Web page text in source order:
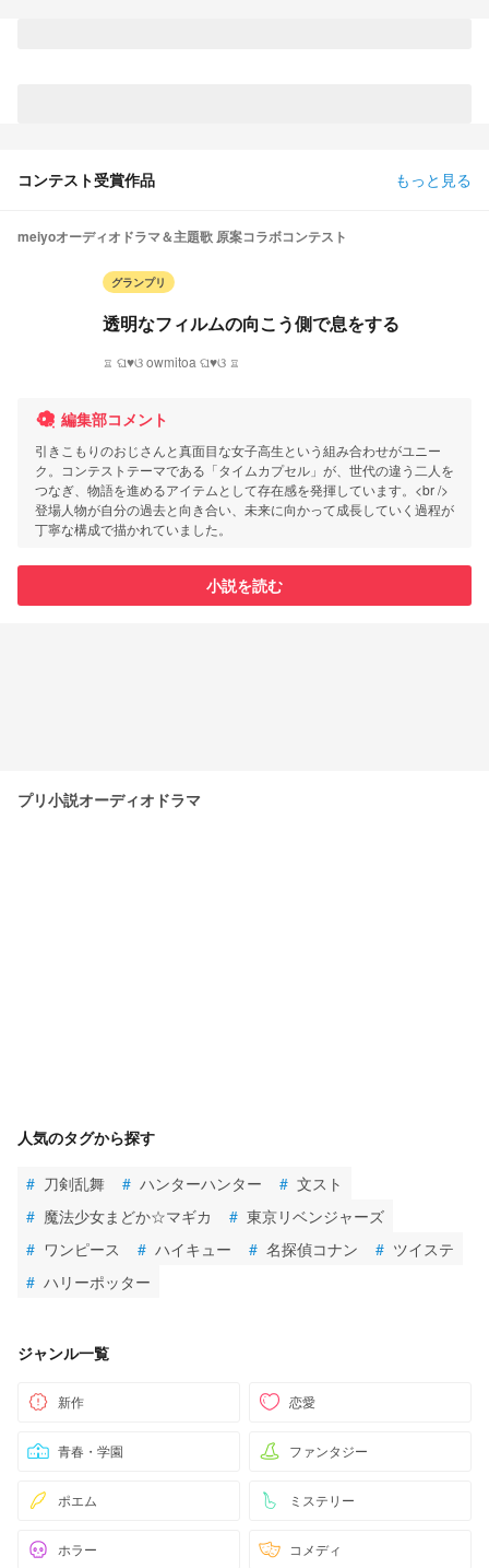
コンテスト受賞作品 もっと見る
meiyoオーディオドラマ＆主題歌 原案コラボコンテスト
グランプリ
透明なフィルムの向こう側で息をする
♖ ଘ♥ଓ owmitoa ଘ♥ଓ ♖
編集部コメント
引きこもりのおじさんと真面目な女子高生という組み合わせがユニー
ク。コンテストテーマである「タイムカプセル」が、世代の違う二人を
つなぎ、物語を進めるアイテムとして存在感を発揮しています。<br />
登場人物が自分の過去と向き合い、未来に向かって成長していく過程が
丁寧な構成で描かれていました。
小説を読む
プリ小説オーディオドラマ
人気のタグから探す
# 刀剣乱舞 # ハンターハンター # 文スト
# 魔法少女まどか☆マギカ # 東京リベンジャーズ
# ワンピース # ハイキュー # 名探偵コナン # ツイステ
# ハリーポッター
ジャンル一覧
新作 恋愛
青春・学園 ファンタジー
ポエム ミステリー
ホラー コメディ